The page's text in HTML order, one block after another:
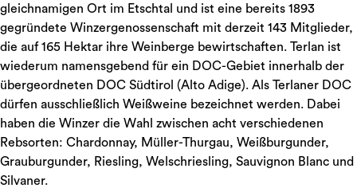
gleichnamigen Ort im Etschtal und ist eine bereits 1893
gegründete Winzergenossenschaft mit derzeit 143 Mitglieder,
die auf 165 Hektar ihre Weinberge bewirtschaften. Terlan ist
wiederum namensgebend für ein DOC-Gebiet innerhalb der
übergeordneten DOC Südtirol (Alto Adige). Als Terlaner DOC
dürfen ausschließlich Weißweine bezeichnet werden. Dabei
haben die Winzer die Wahl zwischen acht verschiedenen
Rebsorten: Chardonnay, Müller-Thurgau, Weißburgunder,
Grauburgunder, Riesling, Welschriesling, Sauvignon Blanc und
Silvaner.